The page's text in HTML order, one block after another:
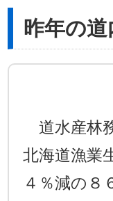
昨年の
道水産林
北海道漁業
４％減の８